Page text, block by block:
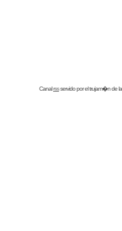
Canalrssservido por eltrujam�nde